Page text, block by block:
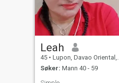
Leah
45 • Lupon, Davao Oriental, Filippinene
Søker: Mann 40 - 59